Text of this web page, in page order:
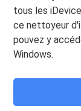
tous les
ce nettoyeur
pouvez y
Windows.